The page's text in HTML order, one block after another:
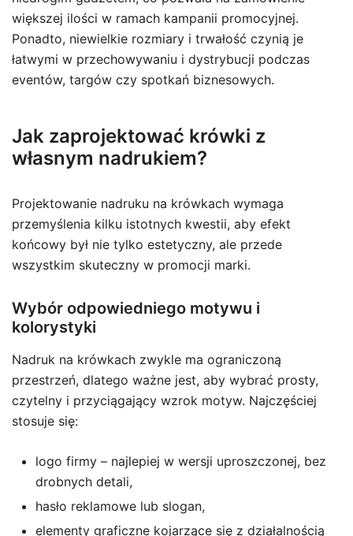
większej ilości w ramach kampanii promocyjnej.
Ponadto, niewielkie rozmiary i trwałość czynią je
łatwymi w przechowywaniu i dystrybucji podczas
eventów, targów czy spotkań biznesowych.
Jak zaprojektować krówki z
własnym nadrukiem?
Projektowanie nadruku na krówkach wymaga
przemyślenia kilku istotnych kwestii, aby efekt
końcowy był nie tylko estetyczny, ale przede
wszystkim skuteczny w promocji marki.
Wybór odpowiedniego motywu i
kolorystyki
Nadruk na krówkach zwykle ma ograniczoną
przestrzeń, dlatego ważne jest, aby wybrać prosty,
czytelny i przyciągający wzrok motyw. Najczęściej
stosuje się:
logo firmy – najlepiej w wersji uproszczonej, bez
drobnych detali,
hasło reklamowe lub slogan,
elementy graficzne kojarzące się z działalnością